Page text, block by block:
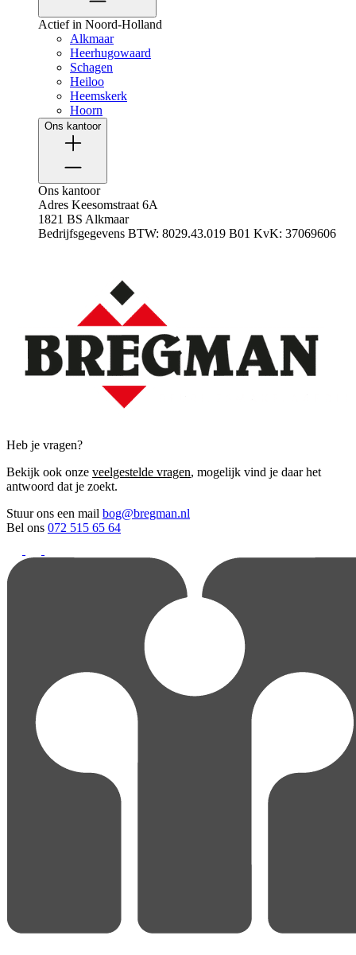
Actief in Noord-Holland
Alkmaar
Heerhugowaard
Schagen
Heiloo
Heemskerk
Hoorn
Ons kantoor
Ons kantoor
Adres Keesomstraat 6A
1821 BS Alkmaar
Bedrijfsgegevens BTW: 8029.43.019 B01 KvK: 37069606
Heb je vragen?
Bekijk ook onze veelgestelde vragen, mogelijk vind je daar het
antwoord dat je zoekt.
Stuur ons een mail bog@bregman.nl
Bel ons 072 515 65 64